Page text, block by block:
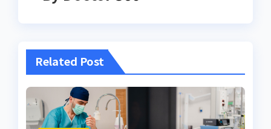
Related Post